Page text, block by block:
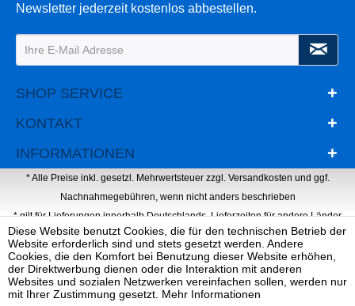
Newsletter jederzeit kostenlos abbestellen.
SHOP SERVICE
KONTAKT
INFORMATIONEN
* Alle Preise inkl. gesetzl. Mehrwertsteuer zzgl. Versandkosten und ggf.
Nachnahmegebühren, wenn nicht anders beschrieben
* gilt für Lieferungen innerhalb Deutschlands, Lieferzeiten für andere Länder
entnehmen Sie bitte der Schaltfläche mit den Versandinformationen
Webdesign, Programmierung & Marketing von Ihrer Werbeagentur Dietz
Diese Website benutzt Cookies, die für den technischen Betrieb der
Website erforderlich sind und stets gesetzt werden. Andere
Cookies, die den Komfort bei Benutzung dieser Website erhöhen,
der Direktwerbung dienen oder die Interaktion mit anderen
Websites und sozialen Netzwerken vereinfachen sollen, werden nur
mit Ihrer Zustimmung gesetzt. Mehr Informationen